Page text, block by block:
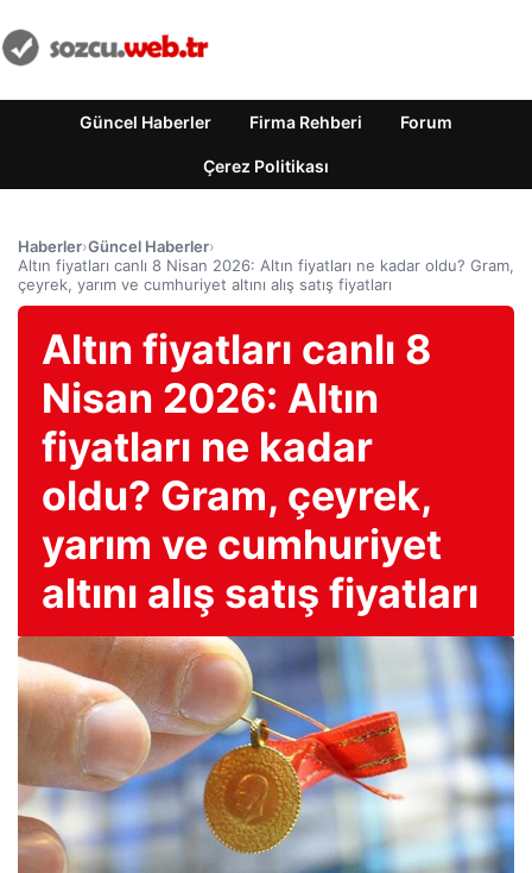
Güncel Haberler Firma Rehberi Forum
Çerez Politikası
Haberler›Güncel Haberler›
Altın fiyatları canlı 8 Nisan 2026: Altın fiyatları ne kadar oldu? Gram,
çeyrek, yarım ve cumhuriyet altını alış satış fiyatları
Altın fiyatları canlı 8
Nisan 2026: Altın
fiyatları ne kadar
oldu? Gram, çeyrek,
yarım ve cumhuriyet
altını alış satış fiyatları